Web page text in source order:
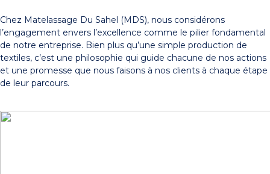
Chez Matelassage Du Sahel (MDS), nous considérons
l’engagement envers l’excellence comme le pilier fondamental
de notre entreprise. Bien plus qu’une simple production de
textiles, c’est une philosophie qui guide chacune de nos actions
et une promesse que nous faisons à nos clients à chaque étape
de leur parcours.